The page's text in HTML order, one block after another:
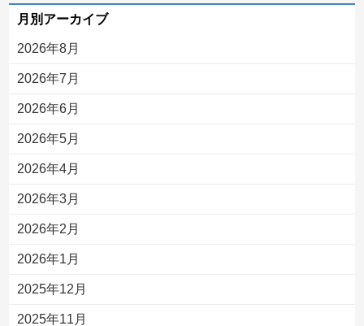
月別アーカイブ
2026年8月
2026年7月
2026年6月
2026年5月
2026年4月
2026年3月
2026年2月
2026年1月
2025年12月
2025年11月